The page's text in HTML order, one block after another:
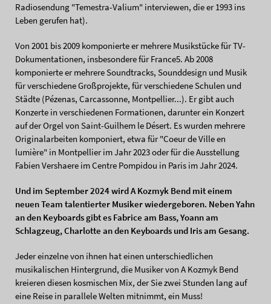
Radiosendung "Temestra-Valium" interviewen, die er 1993 ins
Leben gerufen hat).
Von 2001 bis 2009 komponierte er mehrere Musikstücke für TV-
Dokumentationen, insbesondere für France5. Ab 2008
komponierte er mehrere Soundtracks, Sounddesign und Musik
für verschiedene Großprojekte, für verschiedene Schulen und
Städte (Pézenas, Carcassonne, Montpellier...). Er gibt auch
Konzerte in verschiedenen Formationen, darunter ein Konzert
auf der Orgel von Saint-Guilhem le Désert. Es wurden mehrere
Originalarbeiten komponiert, etwa für "Coeur de Ville en
lumière" in Montpellier im Jahr 2023 oder für die Ausstellung
Fabien Vershaere im Centre Pompidou in Paris im Jahr 2024.
Und im September 2024 wird A Kozmyk Bend mit einem
neuen Team talentierter Musiker wiedergeboren. Neben Yahn
an den Keyboards gibt es Fabrice am Bass, Yoann am
Schlagzeug, Charlotte an den Keyboards und Iris am Gesang.
Jeder einzelne von ihnen hat einen unterschiedlichen
musikalischen Hintergrund, die Musiker von A Kozmyk Bend
kreieren diesen kosmischen Mix, der Sie zwei Stunden lang auf
eine Reise in parallele Welten mitnimmt, ein Muss!